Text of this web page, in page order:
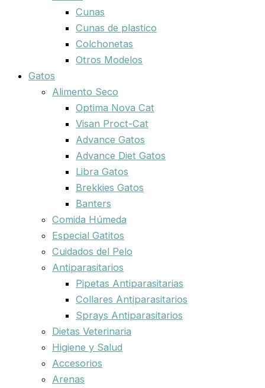
Cunas
Cunas de plastico
Colchonetas
Otros Modelos
Gatos
Alimento Seco
Optima Nova Cat
Visan Proct-Cat
Advance Gatos
Advance Diet Gatos
Libra Gatos
Brekkies Gatos
Banters
Comida Húmeda
Especial Gatitos
Cuidados del Pelo
Antiparasitarios
Pipetas Antiparasitarias
Collares Antiparasitarios
Sprays Antiparasitarios
Dietas Veterinaria
Higiene y Salud
Accesorios
Arenas